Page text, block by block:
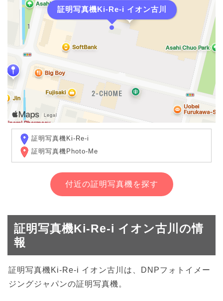
証明写真機Ki-Re-i イオン古川
証明写真機Ki-Re-i
証明写真機Photo-Me
付近の証明写真機を探す
証明写真機Ki-Re-i イオン古川の情
報
証明写真機Ki-Re-i イオン古川は、DNPフォトイメー
ジングジャパンの証明写真機。